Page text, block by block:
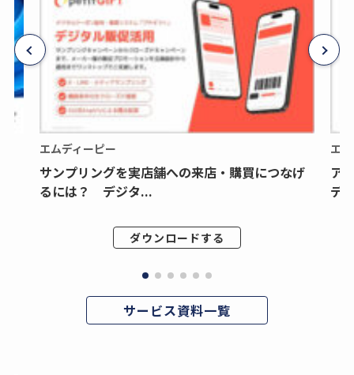
エムディーピー
サンプリングを実店舗への来店・購買につなげ
るには？ デジタ...
ダウンロードする
エ
ア
デ
サービス資料一覧